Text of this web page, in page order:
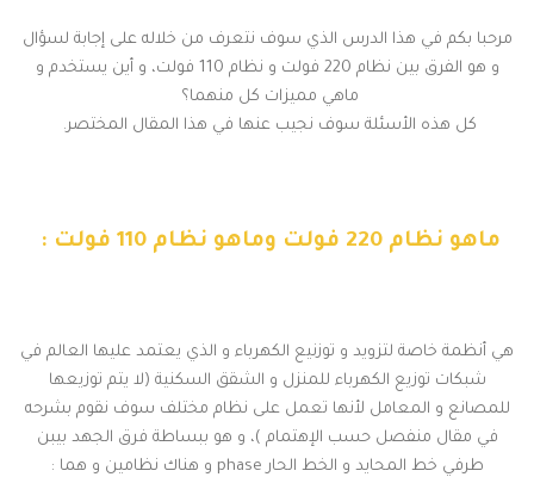
مرحبا بكم في هذا الدرس الذي سوف نتعرف من خلاله على إجابة لسؤال
و هو الفرق بين نظام 220 فولت و نظام 110 فولت، و أين يستخدم و
ماهي مميزات كل منهما؟
كل هذه الأسئلة سوف نجيب عنها في هذا المقال المختصر.
ماهو نظام 220 فولت وماهو نظام 110 فولت :
هي أنظمة خاصة لتزويد و توزنيع الكهرباء و الذي يعتمد عليها العالم في
شبكات توزيع الكهرباء للمنزل و الشقق السكنية (لا يتم توزيعها
للمصانع و المعامل لأنها تعمل على نظام مختلف سوف نقوم بشرحه
في مقال منفصل حسب الإهتمام )، و هو ببساطة فرق الجهد بيبن
طرفي خط المحايد و الخط الحار phase و هناك نظامين و هما :